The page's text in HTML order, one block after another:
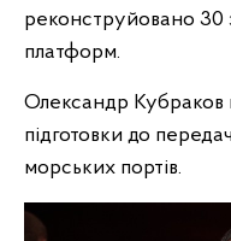
реконструйовано 30
платформ.
Олександр Кубраков
підготовки до
морських портів.